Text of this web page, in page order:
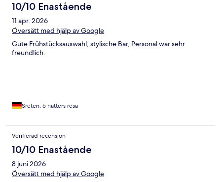
10/10 Enastående
11 apr. 2026
Översätt med hjälp av Google
Gute Frühstücksauswahl, stylische Bar, Personal war sehr
freundlich.
Sreten, 5 nätters resa
Verifierad recension
10/10 Enastående
8 juni 2026
Översätt med hjälp av Google